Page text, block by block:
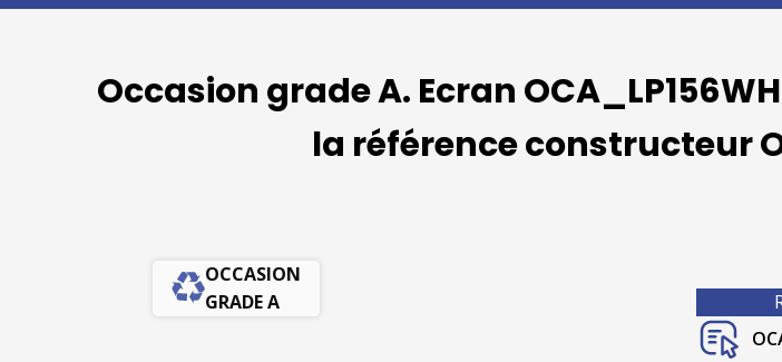
Occasion grade A. Ecran
la référence constructeur
OCCASION
GRADE A